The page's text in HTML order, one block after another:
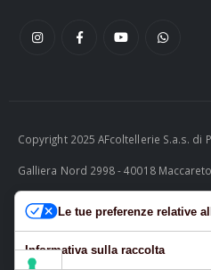
Copyright 2025 AFcoltellerie S.a.s. di
Galliera Nord 2998 - 40018
ITALY P.I. 04230081202 | tel. +39 051
info@afcoltellerie.com -- Powered
Le tue preferenze relative
Informativa sulla raccolta